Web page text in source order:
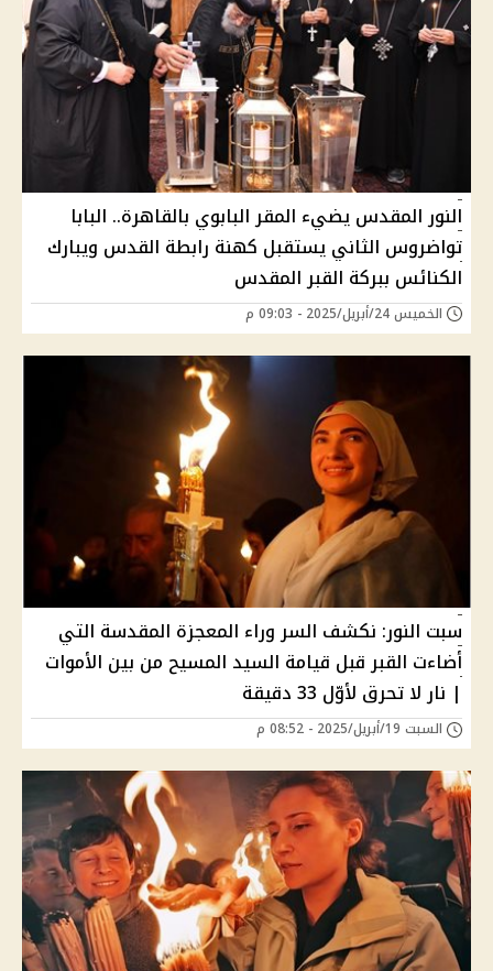
النور المقدس يضيء المقر البابوي بالقاهرة.. البابا
تواضروس الثاني يستقبل كهنة رابطة القدس ويبارك
الكنائس ببركة القبر المقدس
الخميس 24/أبريل/2025 - 09:03 م
سبت النور: نكشف السر وراء المعجزة المقدسة التي
أضاءت القبر قبل قيامة السيد المسيح من بين الأموات
| نار لا تحرق لأوّل 33 دقيقة
السبت 19/أبريل/2025 - 08:52 م